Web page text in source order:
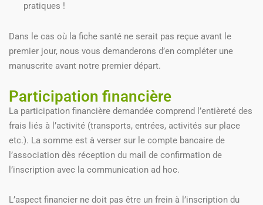
pratiques !
Dans le cas où la fiche santé ne serait pas reçue avant le
premier jour, nous vous demanderons d’en compléter une
manuscrite avant notre premier départ.
Participation financière
La participation financière demandée comprend l’entièreté des
frais liés à l’activité (transports, entrées, activités sur place
etc.). La somme est à verser sur le compte bancaire de
l’association dès réception du mail de confirmation de
l’inscription avec la communication ad hoc.
L’aspect financier ne doit pas être un frein à l’inscription du